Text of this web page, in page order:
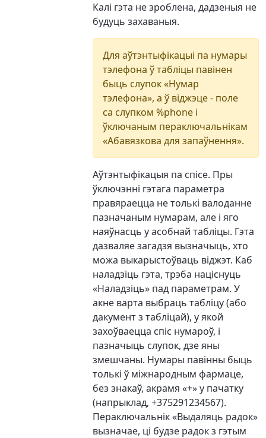
Калі гэта не зроблена, дадзеныя не
будуць захаваныя.
Для аўтэнтыфікацыі па нумары
тэлефона ў табліцы павінен
быць слупок «Нумар
тэлефона», а ў віджэце - поле
са слупком %phone і
ўключаным пераключальнікам
«Абавязкова для запаўнення».
Аўтэнтыфікацыя па спісе. Пры
ўключэнні гэтага параметра
правяраецца не толькі валоданне
пазначаным нумарам, але і яго
наяўнасць у асобнай табліцы. Гэта
дазваляе загадзя вызначыць, хто
можа выкарыстоўваць віджэт. Каб
наладзіць гэта, трэба націснуць
«Наладзіць» пад параметрам. У
акне варта выбраць табліцу (або
дакумент з табліцай), у якой
захоўваецца спіс нумароў, і
пазначыць слупок, дзе яны
змешчаны. Нумары павінны быць
толькі ў міжнародным фармаце,
без знакаў, акрамя «+» у пачатку
(напрыклад, +375291234567).
Пераключальнік «Выдаляць радок»
вызначае, ці будзе радок з гэтым